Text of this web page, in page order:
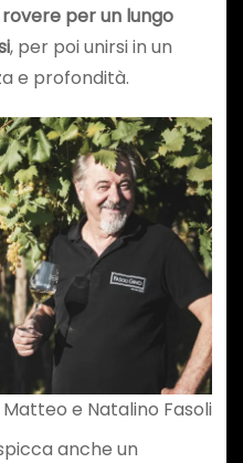
per un lungo
, per poi unirsi in un
e profondità.
Matteo e Natalino Fasoli
anche un